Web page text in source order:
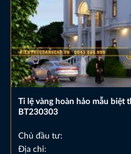
Tỉ lệ vàng hoàn hảo mẫu biệt
BT230303
Chủ đầu tư:
Địa chỉ: